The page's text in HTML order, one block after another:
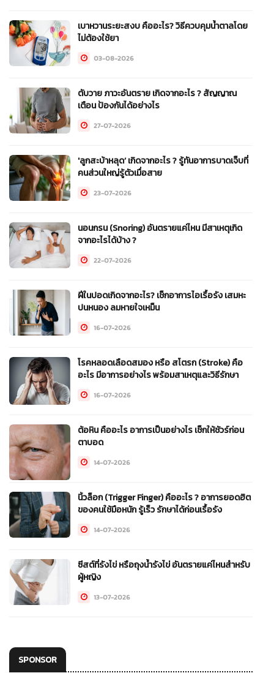
เบาหวานระยะสงบ คืออะไร? วิธีควบคุมน้ำตาลโดย
ไม่ต้องใช้ยา
03-08-2026
ตับวาย ภาวะอันตราย เกิดจากอะไร ? สัญญาณ
เตือน ป้องกันได้อย่างไร
27-07-2026
'ลูกสะบ้าหลุด’ เกิดจากอะไร ? รู้ทันอาการบาดเจ็บที่
คนส่วนใหญ่รู้ตัวเมื่อสาย
23-07-2026
นอนกรน (Snoring) อันตรายแค่ไหน มีสาเหตุเกิด
จากอะไรได้บ้าง ?
22-07-2026
ฝีในปอดเกิดจากอะไร? เช็กอาการไอเรื้อรัง เสมหะ
ปนหนอง ลมหายใจเหม็น
16-07-2026
โรคหลอดเลือดสมอง หรือ สโตรก (Stroke) คือ
อะไร มีอาการอย่างไร พร้อมสาเหตุและวิธีรักษา
16-07-2026
ต้อหิน คืออะไร อาการเป็นอย่างไร เช็กให้ชัวร์ก่อน
ตาบอด
14-07-2026
นิ้วล็อก (Trigger Finger) คืออะไร ? อาการยอดฮิต
ของคนใช้มือหนัก รู้เร็ว รักษาได้ก่อนเรื้อรัง
14-07-2026
ซีสต์ที่รังไข่ หรือถุงน้ำรังไข่ อันตรายแค่ไหนสำหรับ
ผู้หญิง
13-07-2026
SPONSOR